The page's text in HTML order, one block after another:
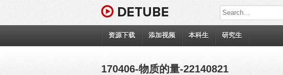
资源下载 添加视频 本科生 研究生
170406-物质的量-22140821